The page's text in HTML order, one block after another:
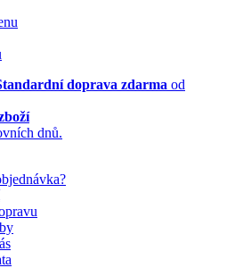
doprava zdarma od
dnů.